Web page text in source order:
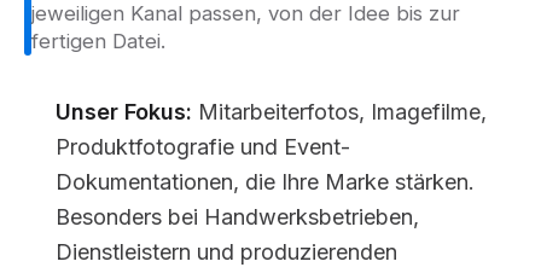
jeweiligen Kanal passen, von der Idee bis zur
fertigen Datei.
Unser Fokus: Mitarbeiterfotos, Imagefilme,
Produktfotografie und Event-
Dokumentationen, die Ihre Marke stärken.
Besonders bei Handwerksbetrieben,
Dienstleistern und produzierenden